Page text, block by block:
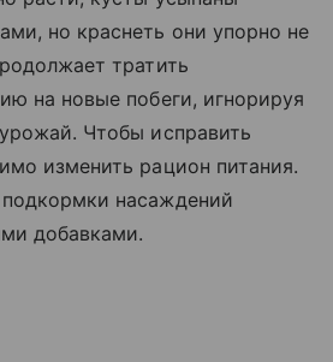
но краснеть они упорно не
тратить
на новые побеги, игнорируя
Чтобы исправить
изменить рацион питания.
насаждений
добавками.